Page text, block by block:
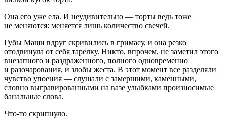
Она его уже ела. И неудивительно — торты ведь тоже
не меняются: меняется лишь количество свечей.
Губы Маши вдруг скривились в гримасу, и она резко
отодвинула от себя тарелку. Никто, впрочем, не заметил этого
внезапного и раздраженного, полного одновременно
и разочарования, и злобы жеста. В этот момент все разделяли
чувство упоения — слушали с замершими, каменными,
словно выгравированными на вазе улыбками произносимые
банальные слова.
Что-то скрипнуло.